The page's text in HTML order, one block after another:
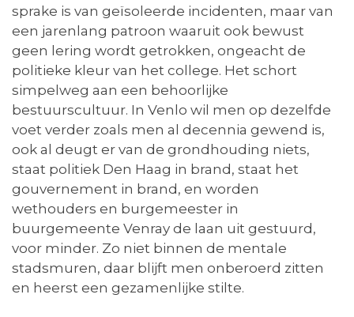
sprake is van geïsoleerde incidenten, maar van
een jarenlang patroon waaruit ook bewust
geen lering wordt getrokken, ongeacht de
politieke kleur van het college. Het schort
simpelweg aan een behoorlijke
bestuurscultuur. In Venlo wil men op dezelfde
voet verder zoals men al decennia gewend is,
ook al deugt er van de grondhouding niets,
staat politiek Den Haag in brand, staat het
gouvernement in brand, en worden
wethouders en burgemeester in
buurgemeente Venray de laan uit gestuurd,
voor minder. Zo niet binnen de mentale
stadsmuren, daar blijft men onberoerd zitten
en heerst een gezamenlijke stilte.